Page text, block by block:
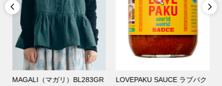

MAGALI（マガリ）BL283GR
LOVEPAKU SAUCE ラブパク
